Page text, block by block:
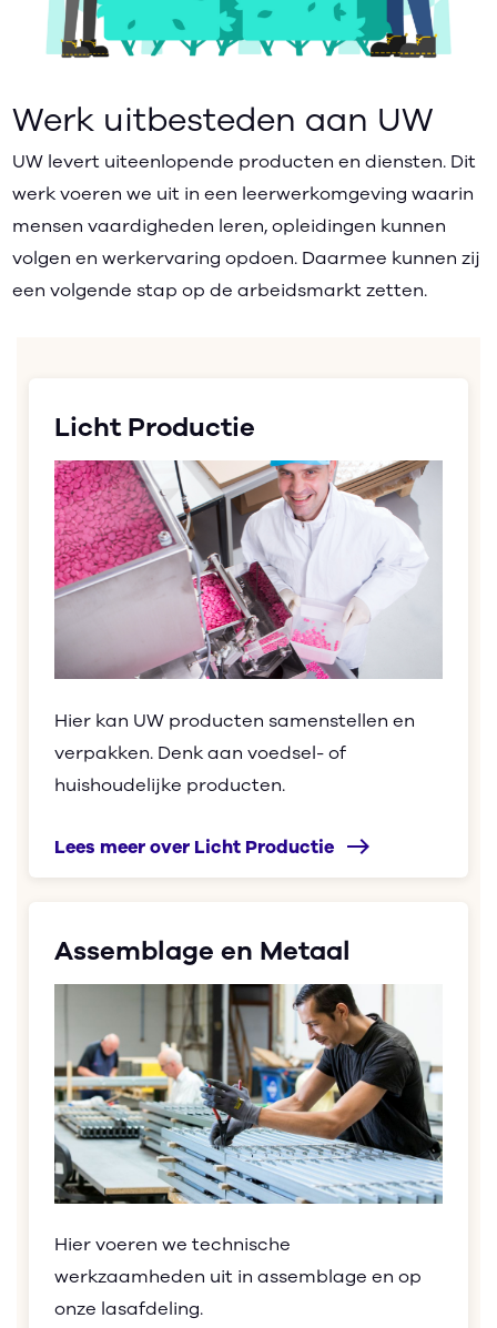
Werk uitbesteden aan UW
UW levert uiteenlopende producten en diensten. Dit
werk voeren we uit in een leerwerkomgeving waarin
mensen vaardigheden leren, opleidingen kunnen
volgen en werkervaring opdoen. Daarmee kunnen zij
een volgende stap op de arbeidsmarkt zetten.
Licht Productie
Hier kan UW producten samenstellen en
verpakken. Denk aan voedsel- of
huishoudelijke producten.
Lees meer over Licht Productie east
Assemblage en Metaal
Hiervoeren we technische
werkzaamheden uit in assemblage en op
onze lasafdeling.